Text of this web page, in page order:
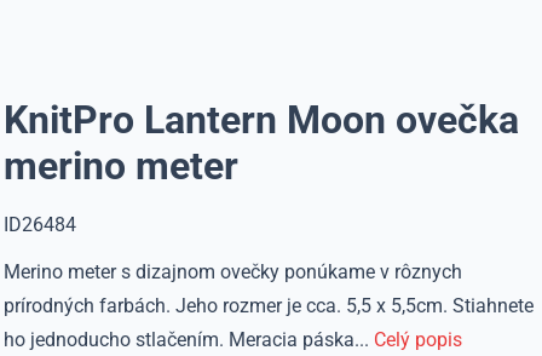
KnitPro Lantern Moon ovečka
merino meter
ID26484
Merino meter s dizajnom ovečky ponúkame v rôznych
prírodných farbách. Jeho rozmer je cca. 5,5 x 5,5cm. Stiahnete
ho jednoducho stlačením. Meracia páska... Celý popis